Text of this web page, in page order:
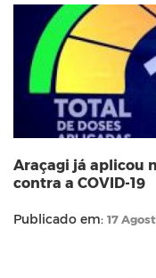
Araçagi já aplicou
contra a COVID-19
Publicado em: 17